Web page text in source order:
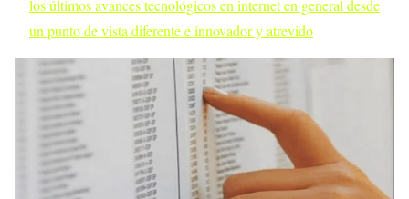
los últimos avances tecnológicos en internet en general desde
un punto de vista diferente e innovador y atrevido